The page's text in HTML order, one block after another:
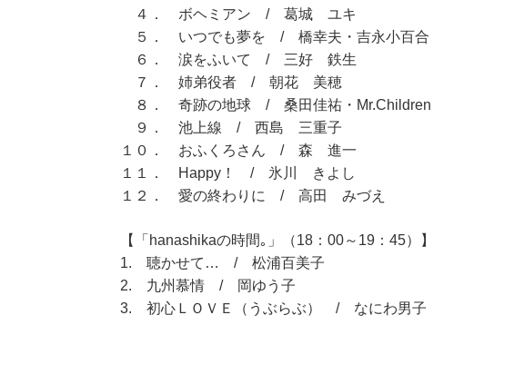
４． ボヘミアン / 葛城 ユキ
５． いつでも夢を / 橋幸夫・吉永小百合
６． 涙をふいて / 三好 鉄生
７． 姉弟役者 / 朝花 美穂
８． 奇跡の地球 / 桑田佳祐・Mr.Children
９． 池上線 / 西島 三重子
１０． おふくろさん / 森 進一
１１． Happy！ / 氷川 きよし
１２． 愛の終わりに / 高田 みづえ
【「hanashikaの時間｡」（18：00～19：45）】
1. 聴かせて… / 松浦百美子
2. 九州慕情 / 岡ゆう子
3. 初心ＬＯＶＥ（うぶらぶ） / なにわ男子